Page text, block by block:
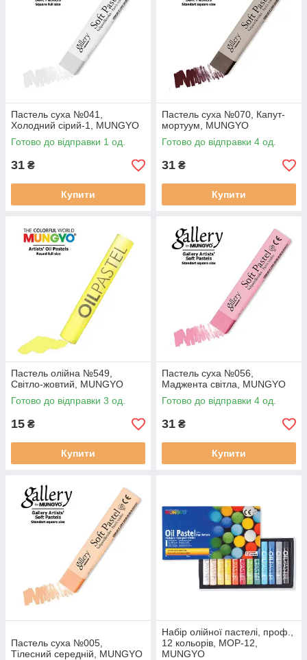
Пастель суха №041,
Холодний сірий-1, MUNGYO
Готово до відправки 1 од.
31 ₴
Купити
Пастель суха №070, Капут-
мортуум, MUNGYO
Готово до відправки 4 од.
31 ₴
Купити
Пастель олійна №549,
Світло-жовтий, MUNGYO
Готово до відправки 3 од.
15 ₴
Купити
Пастель суха №056,
Маджента світла, MUNGYO
Готово до відправки 4 од.
31 ₴
Купити
Пастель суха №005,
Тілесний середній, MUNGYO
Набір олійної пастелі, проф.,
12 кольорів, MOP-12,
MUNGYO